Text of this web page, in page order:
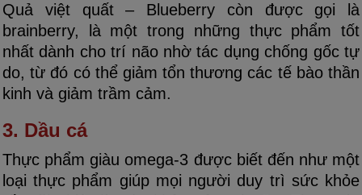
Quả việt quất – Blueberry còn được gọi là
brainberry, là một trong những thực phẩm tốt
nhất dành cho trí não nhờ tác dụng chống gốc tự
do, từ đó có thể giảm tổn thương các tế bào thần
kinh và giảm trầm cảm.
3. Dầu cá
Thực phẩm giàu omega-3 được biết đến như một
loại thực phẩm giúp mọi người duy trì sức khỏe